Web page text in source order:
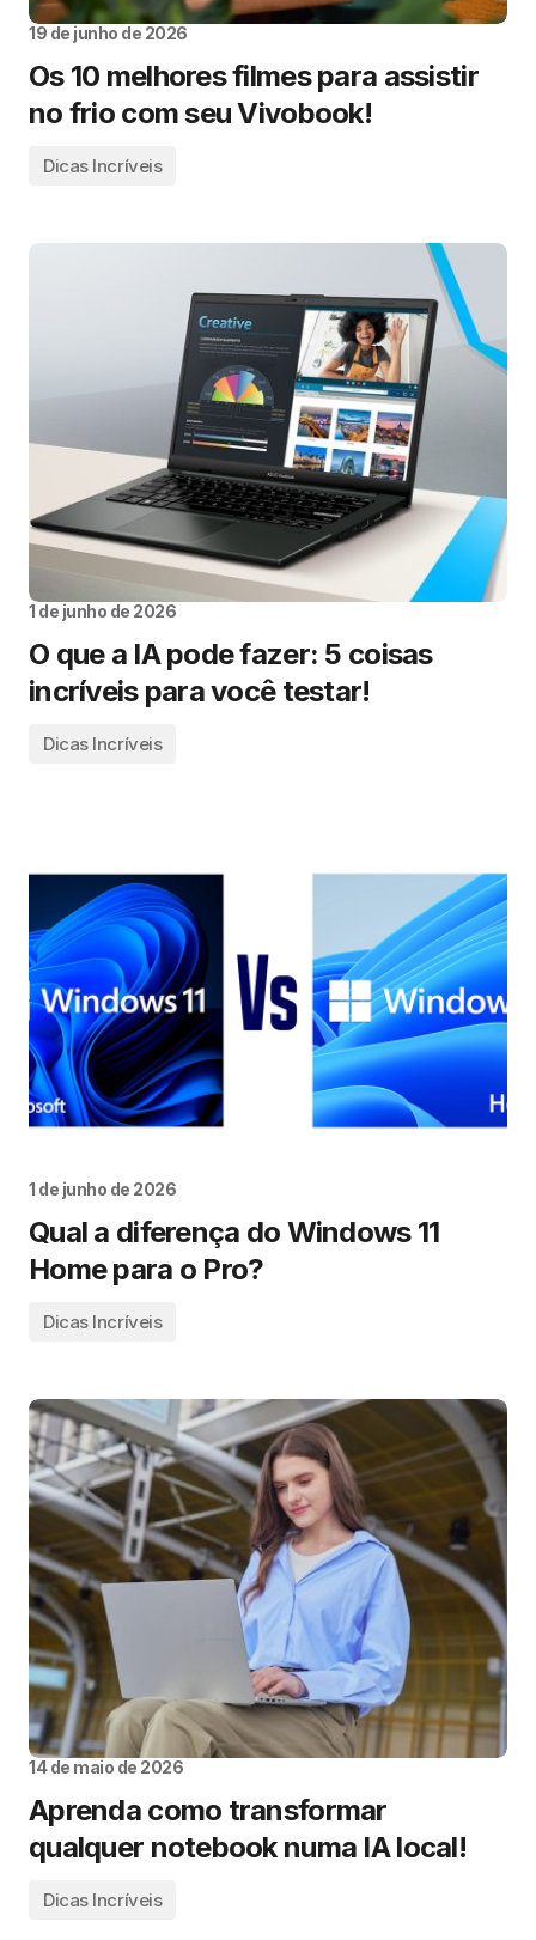
19 de junho de 2026
Os 10 melhores filmes para assistir
no frio com seu Vivobook!
Dicas Incríveis
1 de junho de 2026
O que a IA pode fazer: 5 coisas
incríveis para você testar!
Dicas Incríveis
1 de junho de 2026
Qual a diferença do Windows 11
Home para o Pro?
Dicas Incríveis
14 de maio de 2026
Aprenda como transformar
qualquer notebook numa IA local!
Dicas Incríveis